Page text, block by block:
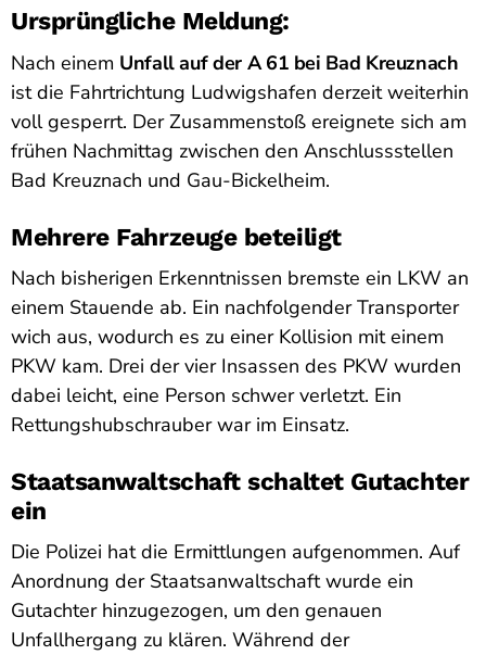
Ursprüngliche Meldung:
Nach einem Unfall auf der A 61 bei Bad Kreuznach
ist die Fahrtrichtung Ludwigshafen derzeit weiterhin
voll gesperrt. Der Zusammenstoß ereignete sich am
frühen Nachmittag zwischen den Anschlussstellen
Bad Kreuznach und Gau-Bickelheim.
Mehrere Fahrzeuge beteiligt
Nach bisherigen Erkenntnissen bremste ein LKW an
einem Stauende ab. Ein nachfolgender Transporter
wich aus, wodurch es zu einer Kollision mit einem
PKW kam. Drei der vier Insassen des PKW wurden
dabei leicht, eine Person schwer verletzt. Ein
Rettungshubschrauber war im Einsatz.
Staatsanwaltschaft schaltet Gutachter
ein
Die Polizei hat die Ermittlungen aufgenommen. Auf
Anordnung der Staatsanwaltschaft wurde ein
Gutachter hinzugezogen, um den genauen
Unfallhergang zu klären. Während der